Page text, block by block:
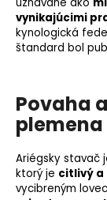
vynikajúcimi
kynologická
štandard bol
Povaha
plemena
Ariégsky stavač
ktorý je citlivý a
vycibreným